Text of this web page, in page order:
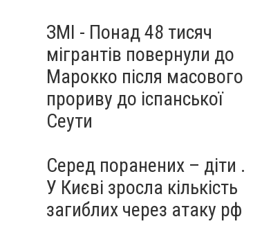
ЗМІ - Понад 48 тисяч
мігрантів повернули до
Марокко після масового
прориву до іспанської
Сеути
Серед поранених – діти .
У Києві зросла кількість
загиблих через атаку рф